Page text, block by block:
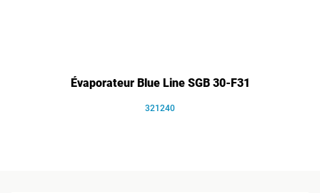
Évaporateur Blue Line SGB 30-F31
321240